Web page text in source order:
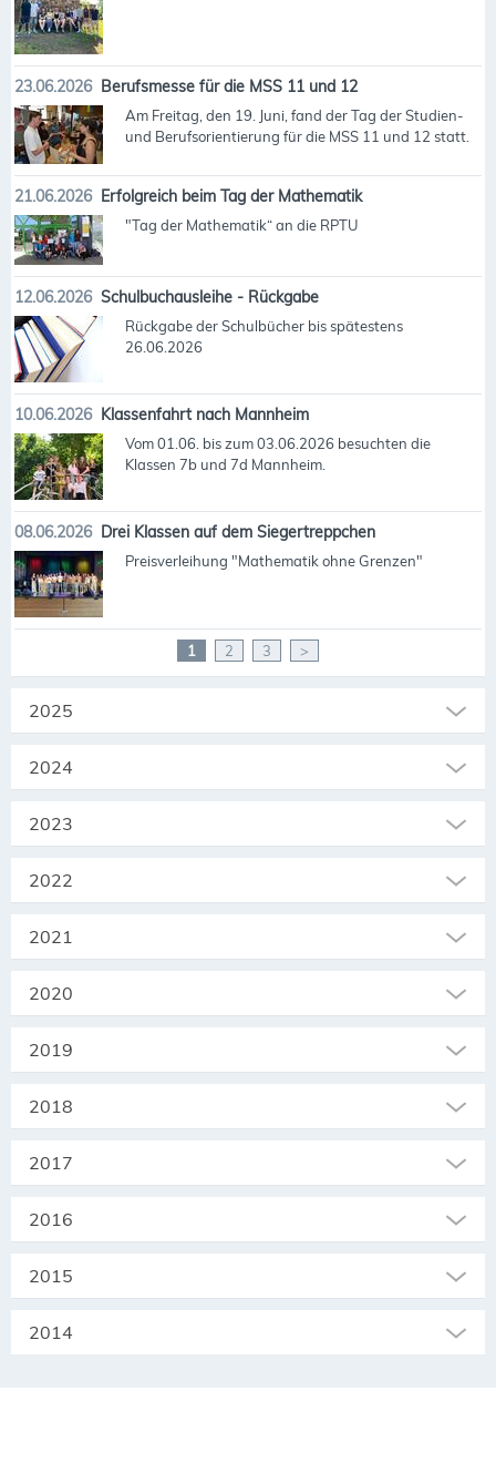
23.06.2026 Berufsmesse für die MSS 11 und 12
Am Freitag, den 19. Juni, fand der Tag der Studien-
und Berufsorientierung für die MSS 11 und 12 statt.
21.06.2026 Erfolgreich beim Tag der Mathematik
"Tag der Mathematik“ an die RPTU
12.06.2026 Schulbuchausleihe - Rückgabe
Rückgabe der Schulbücher bis spätestens
26.06.2026
10.06.2026 Klassenfahrt nach Mannheim
Vom 01.06. bis zum 03.06.2026 besuchten die
Klassen 7b und 7d Mannheim.
08.06.2026 Drei Klassen auf dem Siegertreppchen
Preisverleihung "Mathematik ohne Grenzen"
1 2 3 >
2025
2024
2023
2022
2021
2020
2019
2018
2017
2016
2015
2014